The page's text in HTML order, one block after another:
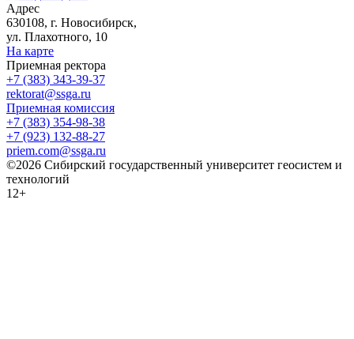
Адрес
630108, г. Новосибирск,
ул. Плахотного, 10
На карте
Приемная ректора
+7 (383) 343-39-37
rektorat@ssga.ru
Приемная комиссия
+7 (383) 354-98-38
+7 (923) 132-88-27
priem.com@ssga.ru
©2026 Сибирский государственный университет геосистем и
технологий
12+